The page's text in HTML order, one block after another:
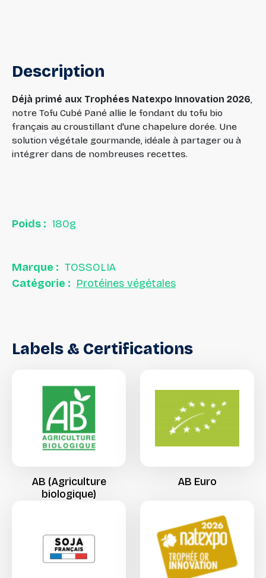
Description
Déjà primé aux Trophées Natexpo Innovation 2026,
notre Tofu Cubé Pané allie le fondant du tofu bio
français au croustillant d'une chapelure dorée. Une
solution végétale gourmande, idéale à partager ou à
intégrer dans de nombreuses recettes.
Poids : 180g
Marque : TOSSOLIA
Catégorie : Protéines végétales
Labels & Certifications
AB (Agriculture
biologique)
AB Euro